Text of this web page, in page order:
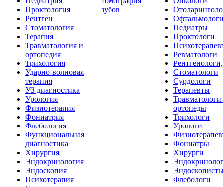
Проктология
Рентген
Стоматология
Терапия
Травматология и
ортопедия
Трихология
Ударно-волновая
терапия
УЗ диагностика
Урология
Физиотерапия
Фониатрия
Флебология
Функциональная
диагностика
Хирургия
Эндокринология
Эндоскопия
Психотерапия
зубов
Офтальмологи
Педиатры
Проктологи
Ревматологи
Стоматологи
Сурдологи
Терапевты
Травматологи-
ортопеды
Трихологи
Урологи
Фониатры
Хирурги
Эндоскописты
Флебологи